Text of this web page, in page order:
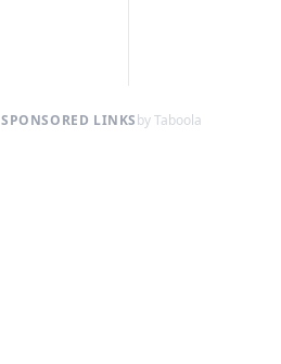
SPONSORED LINKSby Taboola